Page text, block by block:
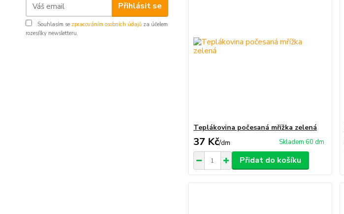
Přihlásit se
Souhlasím se zpracováním osobních údajů za účelem
rozesílky newsletteru.
Teplákovina počesaná mřížka zelená
37 Kč/dm Skladem 60 dm
Přidat do košíku